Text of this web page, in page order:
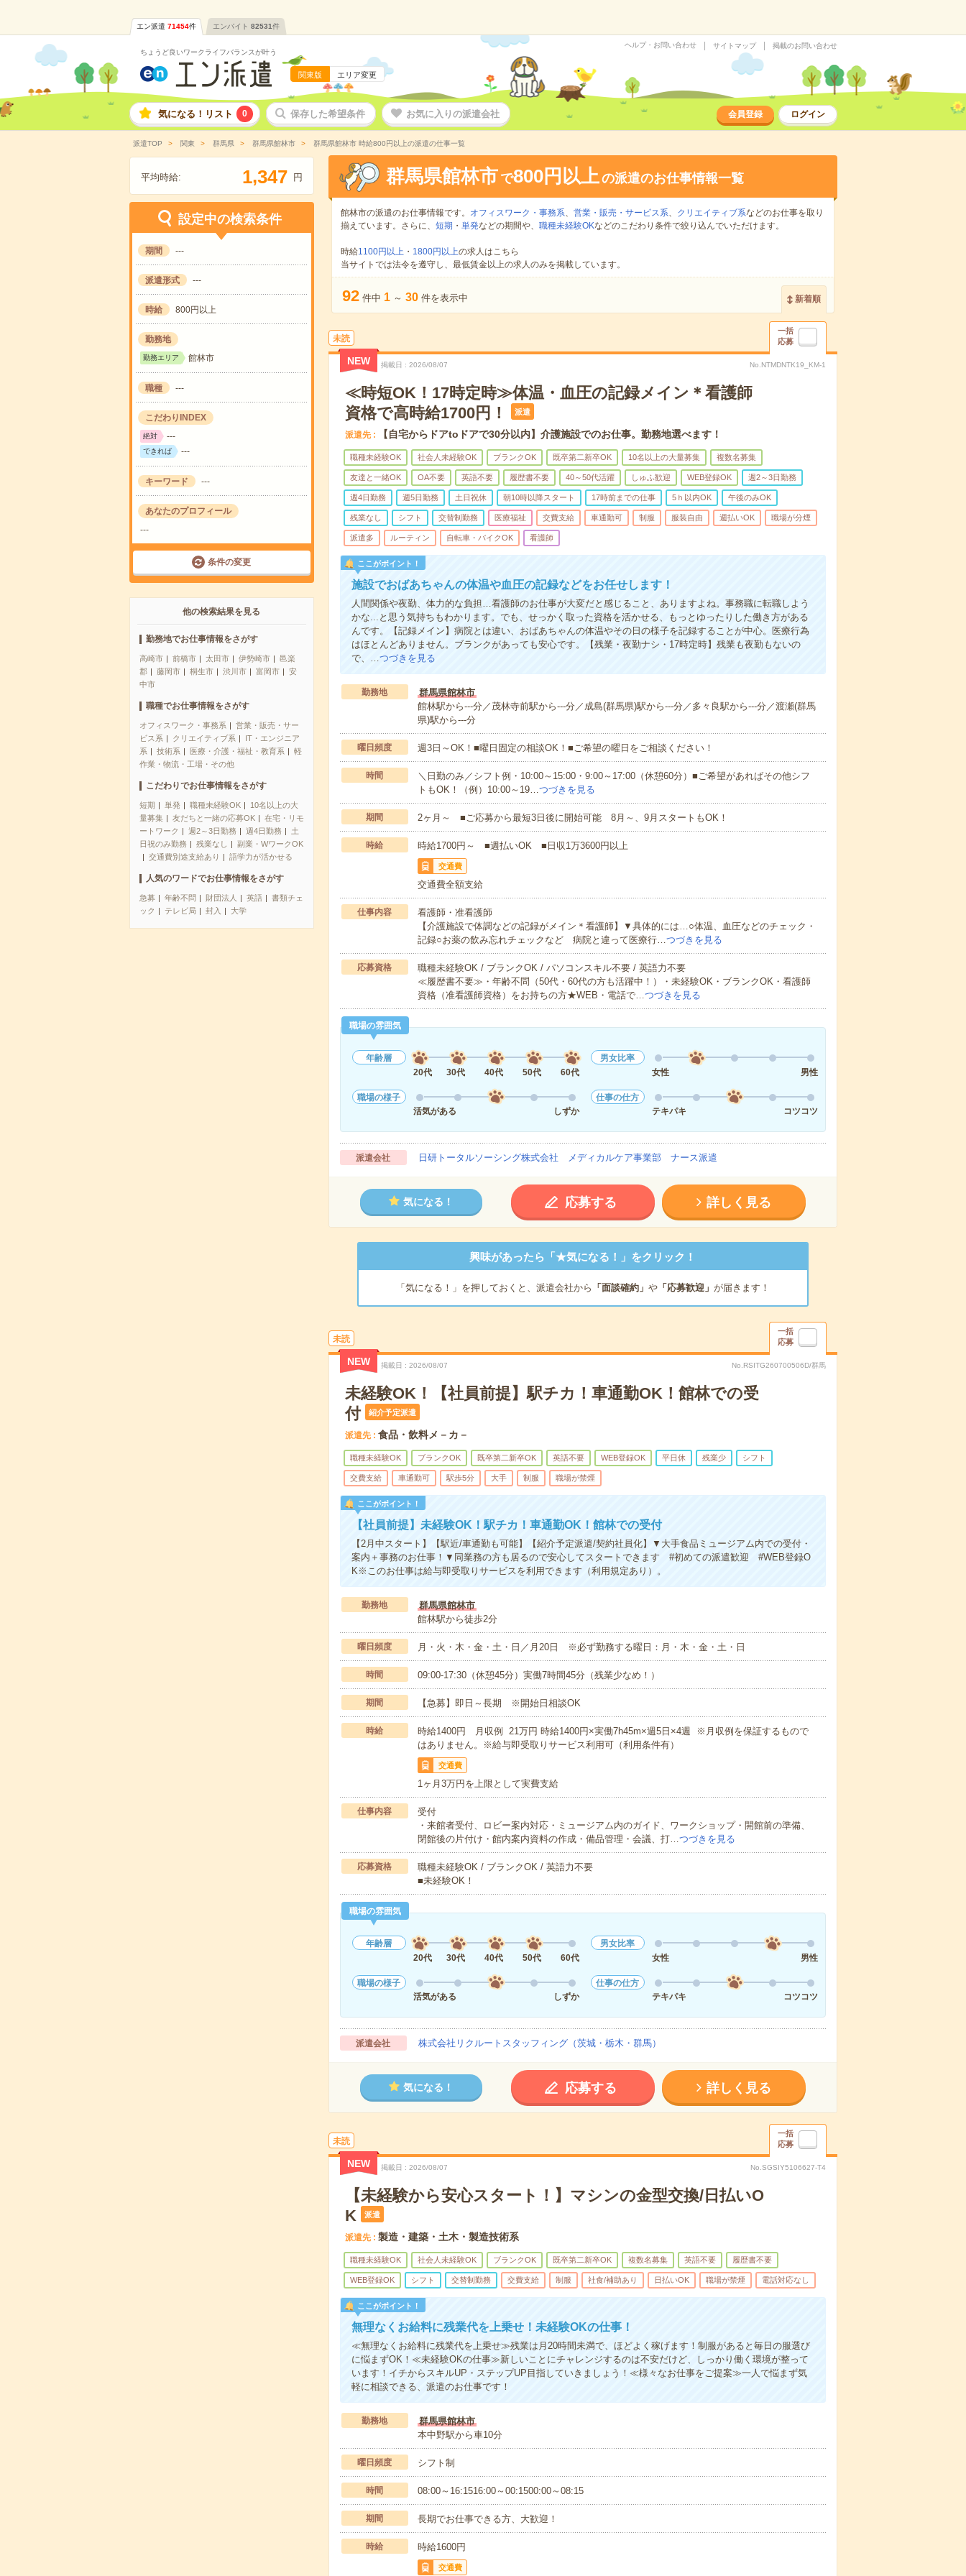
エン派遣 71454件 エンバイト 82531件
ちょうど良いワークライフバランスが叶う
関東版 エリア変更
ヘルプ・お問い合わせ サイトマップ 掲載のお問い合わせ
気になる！リスト 0 保存した希望条件 お気に入りの派遣会社 会員登録 ログイン
派遣TOP 関東 群馬県 群馬県館林市 群馬県館林市 時給800円以上の派遣の仕事一覧
平均時給: 1,347 円
設定中の検索条件
期間 ---
派遣形式 ---
時給 800円以上
勤務地
勤務エリア 館林市
職種 ---
こだわりINDEX
絶対 ---
できれば ---
キーワード ---
あなたのプロフィール
---
条件の変更
他の検索結果を見る
勤務地でお仕事情報をさがす
高崎市 前橋市 太田市 伊勢崎市
邑楽
郡
藤岡市 桐生市 渋川市 富岡市
安
中市
職種でお仕事情報をさがす
オフィスワーク・事務系
営業・販売・サー
ビス系
クリエイティブ系
IT・エンジニア
系
技術系 医療・介護・福祉・教育系
軽
作業・物流・工場・その他
こだわりでお仕事情報をさがす
短期 単発 職種未経験OK
10名以上の大
量募集
友だちと一緒の応募OK
在宅・リモ
ートワーク
週2～3日勤務 週4日勤務
土
日祝のみ勤務
残業なし
副業・WワークOK
交通費別途支給あり
語学力が活かせる
人気のワードでお仕事情報をさがす
急募 年齢不問 財団法人 英語
書類チェ
ック
テレビ局 封入 大学
群馬県館林市 で800円以上の派遣のお仕事情報一覧
館林市の派遣のお仕事情報です。 オフィスワーク・事務系、 営業・販売・サービス系、 クリエイティブ系などのお仕事を取り
揃えています。さらに、 短期 ・ 単発などの期間や、 職種未経験OKなどのこだわり条件で絞り込んでいただけます。
時給1100円以上・ 1800円以上の求人はこちら
当サイトでは法令を遵守し、最低賃金以上の求人のみを掲載しています。
92 件中 1 ～ 30 件を表示中 新着順
未読
一括
応募
NEW 掲載日 2026/08/07 No.NTMDNTK19_KM-1
≪時短OK！17時定時≫体温・血圧の記録メイン＊看護師
資格で高時給1700円！
派遣
派遣先 【自宅からドアtoドアで30分以内】介護施設でのお仕事。勤務地選べます！
職種未経験OK 社会人未経験OK ブランクOK 既卒第二新卒OK 10名以上の大量募集 複数名募集
友達と一緒OK OA不要 英語不要 履歴書不要 40～50代活躍 しゅふ歓迎 WEB登録OK 週2～3日勤務
週4日勤務 週5日勤務 土日祝休 朝10時以降スタート 17時前までの仕事 5ｈ以内OK 午後のみOK
残業なし シフト 交替制勤務 医療福祉 交費支給 車通勤可 制服 服装自由 週払いOK 職場が分煙
派遣多 ルーティン 自転車・バイクOK 看護師
ここがポイント！
施設でおばあちゃんの体温や血圧の記録などをお任せします！
人間関係や夜勤、体力的な負担…看護師のお仕事が大変だと感じること、ありますよね。事務職に転職しよう
かな...と思う気持ちもわかります。でも、せっかく取った資格を活かせる、もっとゆったりした働き方がある
んです。【記録メイン】病院とは違い、おばあちゃんの体温やその日の様子を記録することが中心。医療行為
はほとんどありません。ブランクがあっても安心です。【残業・夜勤ナシ・17時定時】残業も夜勤もないの
で、…つづきを見る
勤務地
群馬県館林市
館林駅から---分／茂林寺前駅から---分／成島(群馬県)駅から---分／多々良駅から---分／渡瀬(群馬
県)駅から---分
曜日頻度 週3日～OK！■曜日固定の相談OK！■ご希望の曜日をご相談ください！
時間
＼日勤のみ／シフト例・10:00～15:00・9:00～17:00（休憩60分）■ご希望があればその他シフ
トもOK！（例）10:00～19…つづきを見る
期間 2ヶ月～ ■ご応募から最短3日後に開始可能 8月～、9月スタートもOK！
時給 時給1700円～ ■週払いOK ■日収1万3600円以上
交通費
交通費全額支給
仕事内容
看護師・准看護師
【介護施設で体調などの記録がメイン＊看護師】▼具体的には…○体温、血圧などのチェック・
記録○お薬の飲み忘れチェックなど 病院と違って医療行…つづきを見る
応募資格
職種未経験OK / ブランクOK / パソコンスキル不要 / 英語力不要
≪履歴書不要≫・年齢不問（50代・60代の方も活躍中！）・未経験OK・ブランクOK・看護師
資格（准看護師資格）をお持ちの方★WEB・電話で…つづきを見る
職場の雰囲気
年齢層
20代
30代 40代 50代 60代
男女比率
女性
男性
職場の様子
活気がある
しずか
仕事の仕方
テキパキ
コツコツ
派遣会社 日研トータルソーシング株式会社 メディカルケア事業部 ナース派遣
気になる！ 応募する 詳しく見る
興味があったら「★気になる！」をクリック！
「気になる！」を押しておくと、派遣会社から 「面談確約」 や「応募歓迎」 が届きます！
未読
一括
応募
NEW 掲載日 2026/08/07 No.RSITG260700506D/群馬
未経験OK！【社員前提】駅チカ！車通勤OK！館林での受
付
紹介予定派遣
派遣先 食品・飲料メ－カ－
職種未経験OK ブランクOK 既卒第二新卒OK 英語不要 WEB登録OK 平日休 残業少 シフト
交費支給 車通勤可 駅歩5分 大手 制服 職場が禁煙
ここがポイント！
【社員前提】未経験OK！駅チカ！車通勤OK！館林での受付
【2月中スタート】【駅近/車通勤も可能】【紹介予定派遣/契約社員化】▼大手食品ミュージアム内での受付・
案内＋事務のお仕事！▼同業務の方も居るので安心してスタートできます #初めての派遣歓迎 #WEB登録O
K※このお仕事は給与即受取りサービスを利用できます（利用規定あり）。
勤務地
群馬県館林市
館林駅から徒歩2分
曜日頻度 月・火・木・金・土・日／月20日 ※必ず勤務する曜日：月・木・金・土・日
時間 09:00-17:30（休憩45分）実働7時間45分（残業少なめ！）
期間 【急募】即日～長期 ※開始日相談OK
時給
時給1400円 月収例 21万円 時給1400円×実働7h45m×週5日×4週 ※月収例を保証するもので
はありません。※給与即受取りサービス利用可（利用条件有）
交通費
1ヶ月3万円を上限として実費支給
仕事内容
受付
・来館者受付、ロビー案内対応・ミュージアム内のガイド、ワークショップ・開館前の準備、
閉館後の片付け・館内案内資料の作成・備品管理・会議、打…つづきを見る
応募資格
職種未経験OK / ブランクOK / 英語力不要
■未経験OK！
職場の雰囲気
年齢層
20代
30代 40代 50代 60代
男女比率
女性
男性
職場の様子
活気がある
しずか
仕事の仕方
テキパキ
コツコツ
派遣会社 株式会社リクルートスタッフィング（茨城・栃木・群馬）
気になる！ 応募する 詳しく見る
未読
一括
応募
NEW 掲載日 2026/08/07 No.SGSIY5106627-T4
【未経験から安心スタート！】マシンの金型交換/日払いO
K
派遣
派遣先 製造・建築・土木・製造技術系
職種未経験OK 社会人未経験OK ブランクOK 既卒第二新卒OK 複数名募集 英語不要 履歴書不要
WEB登録OK シフト 交替制勤務 交費支給 制服 社食/補助あり 日払いOK 職場が禁煙 電話対応なし
ここがポイント！
無理なくお給料に残業代を上乗せ！未経験OKの仕事！
≪無理なくお給料に残業代を上乗せ≫残業は月20時間未満で、ほどよく稼げます！制服があると毎日の服選び
に悩まずOK！≪未経験OKの仕事≫新しいことにチャレンジするのは不安だけど、しっかり働く環境が整って
います！イチからスキルUP・ステップUP目指していきましょう！≪様々なお仕事をご提案≫一人で悩まず気
軽に相談できる、派遣のお仕事です！
勤務地
群馬県館林市
本中野駅から車10分
曜日頻度 シフト制
時間 08:00～16:1516:00～00:1500:00～08:15
期間 長期でお仕事できる方、大歓迎！
時給 時給1600円
交通費